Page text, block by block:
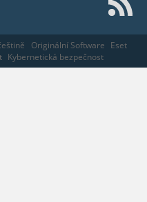
Originální Software Eset
Kybernetická bezpečnost